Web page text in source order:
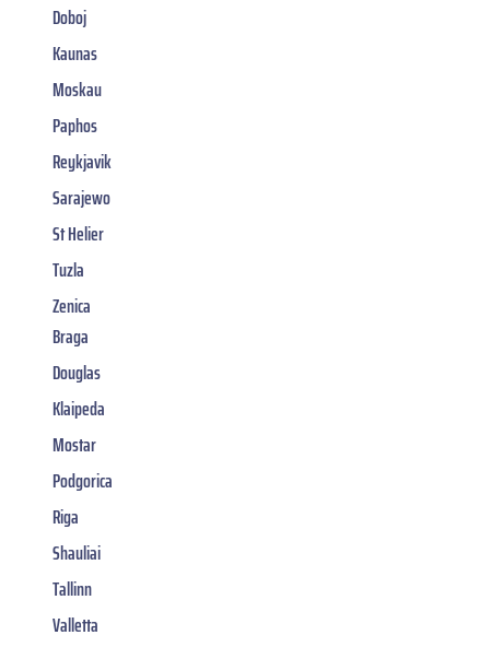
Doboj
Kaunas
Moskau
Paphos
Reykjavik
Sarajewo
St Helier
Tuzla
Zenica
Braga
Douglas
Klaipeda
Mostar
Podgorica
Riga
Shauliai
Tallinn
Valletta